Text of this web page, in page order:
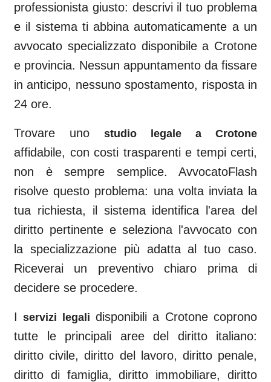
professionista giusto: descrivi il tuo problema
e il sistema ti abbina automaticamente a un
avvocato specializzato disponibile a Crotone
e provincia. Nessun appuntamento da fissare
in anticipo, nessuno spostamento, risposta in
24 ore.
Trovare uno studio legale a Crotone
affidabile, con costi trasparenti e tempi certi,
non è sempre semplice. AvvocatoFlash
risolve questo problema: una volta inviata la
tua richiesta, il sistema identifica l'area del
diritto pertinente e seleziona l'avvocato con
la specializzazione più adatta al tuo caso.
Riceverai un preventivo chiaro prima di
decidere se procedere.
Iservizi legali disponibili a Crotonecoprono
tutte le principali aree del diritto italiano:
diritto civile, diritto del lavoro, diritto penale,
diritto di famiglia, diritto immobiliare, diritto